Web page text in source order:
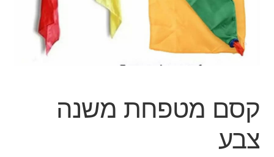
סל קניות
תשלום
קסם מטפחת משנה
צבע